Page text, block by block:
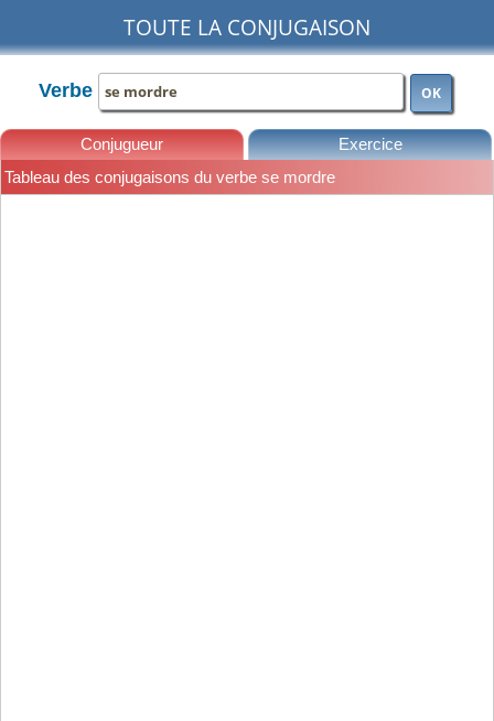
TOUTE LA CONJUGAISON
Verbe OK
Conjugueur Exercice
Tableau des conjugaisons du verbe se mordre